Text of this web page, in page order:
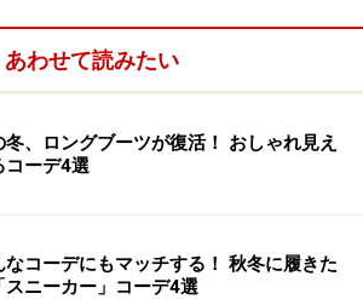
あわせて読みたい
冬、ロングブーツが復活！ おしゃれ見え
コーデ4選
なコーデにもマッチする！ 秋冬に履きた
スニーカー」コーデ4選